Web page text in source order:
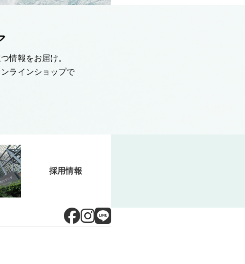
情報をお届け。
ラインショップで
採用情報